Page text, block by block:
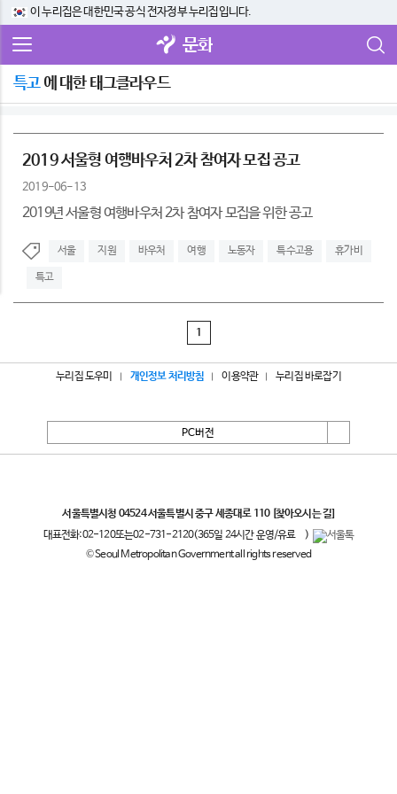
이 누리집은 대한민국 공식 전자정부 누리집입니다.
문화
특고에 대한 태그클라우드
2019 서울형 여행바우처 2차 참여자 모집 공고
2019-06-13
2019년 서울형 여행바우처 2차 참여자 모집을 위한 공고
서울 지원 바우처 여행 노동자 특수고용 휴가비
특고
1
누리집 도우미 개인정보 처리방침 이용약관 누리집 바로잡기
PC버전
서울특별시청 04524 서울특별시 중구 세종대로 110 [찾아오시는 길]
대표전화:02-120또는02-731-2120(365일 24시간 운영/유료
)
© Seoul Metropolitan Government all rights reserved